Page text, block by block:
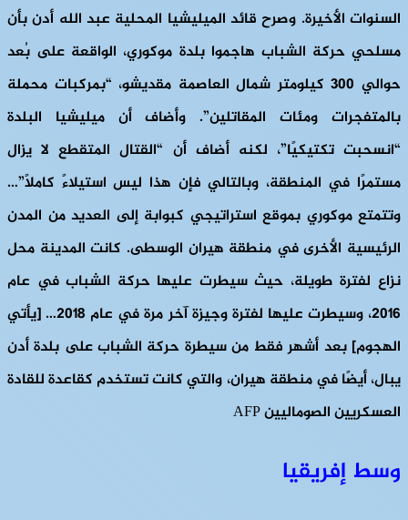
السنوات الأخيرة. وصرح قائد الميليشيا المحلية عبد الله أدن بأن
مسلحي حركة الشباب هاجموا بلدة موكوري، الواقعة على بُعد
حوالي 300 كيلومتر شمال العاصمة مقديشو، “بمركبات محملة
بالمتفجرات ومئات المقاتلين”. وأضاف أن ميليشيا البلدة
“انسحبت تكتيكيًا”، لكنه أضاف أن “القتال المتقطع لا يزال
مستمرًا في المنطقة، وبالتالي فإن هذا ليس استيلاءً كاملاً”…
وتتمتع موكوري بموقع استراتيجي كبوابة إلى العديد من المدن
الرئيسية الأخرى في منطقة هيران الوسطى. كانت المدينة محل
نزاع لفترة طويلة، حيث سيطرت عليها حركة الشباب في عام
2016، وسيطرت عليها لفترة وجيزة آخر مرة في عام 2018… [يأتي
الهجوم] بعد أشهر فقط من سيطرة حركة الشباب على بلدة أدن
يبال، أيضًا في منطقة هيران، والتي كانت تستخدم كقاعدة للقادة
العسكريين الصوماليين AFP
وسط إفريقيا